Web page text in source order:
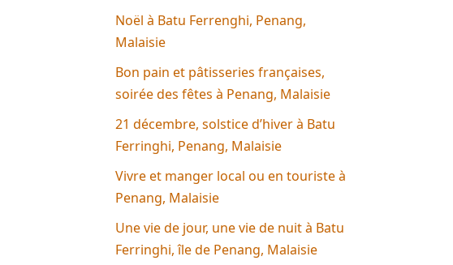
Noël à Batu Ferrenghi, Penang,
Malaisie
Bon pain et pâtisseries françaises,
soirée des fêtes à Penang, Malaisie
21 décembre, solstice d’hiver à Batu
Ferringhi, Penang, Malaisie
Vivre et manger local ou en touriste à
Penang, Malaisie
Une vie de jour, une vie de nuit à Batu
Ferringhi, île de Penang, Malaisie